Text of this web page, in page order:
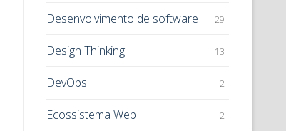
Desenvolvimento de software 29
Design Thinking 13
DevOps 2
Ecossistema Web 2